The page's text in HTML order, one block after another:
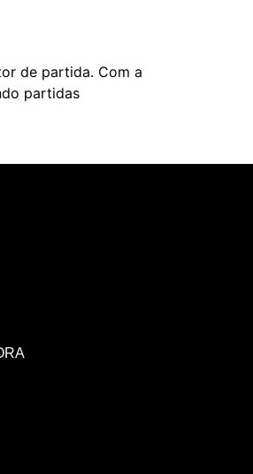
de partida. Com a
partidas